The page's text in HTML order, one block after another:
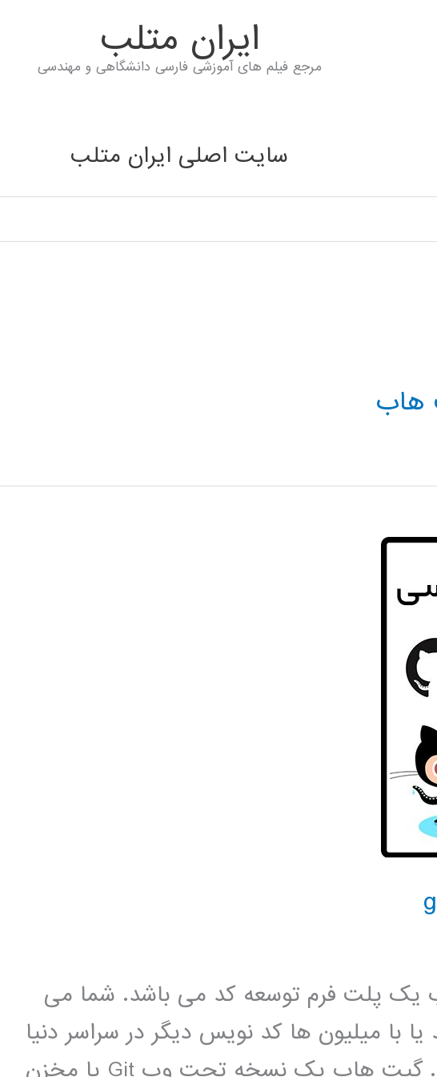
ايران متلب
مرجع فیلم های آموزشی فارسی دانشگاهی و مهندسی
سایت اصلی ایران متلب
هاب
پلت فرم توسعه کد می باشد. شما می
یا با میلیون ها کد نویس دیگر در سراسر دنیا
نرم افزارهای جدید ایجاد کنید. گیت هاب یک نسخه تحت وب Git یا مخزن